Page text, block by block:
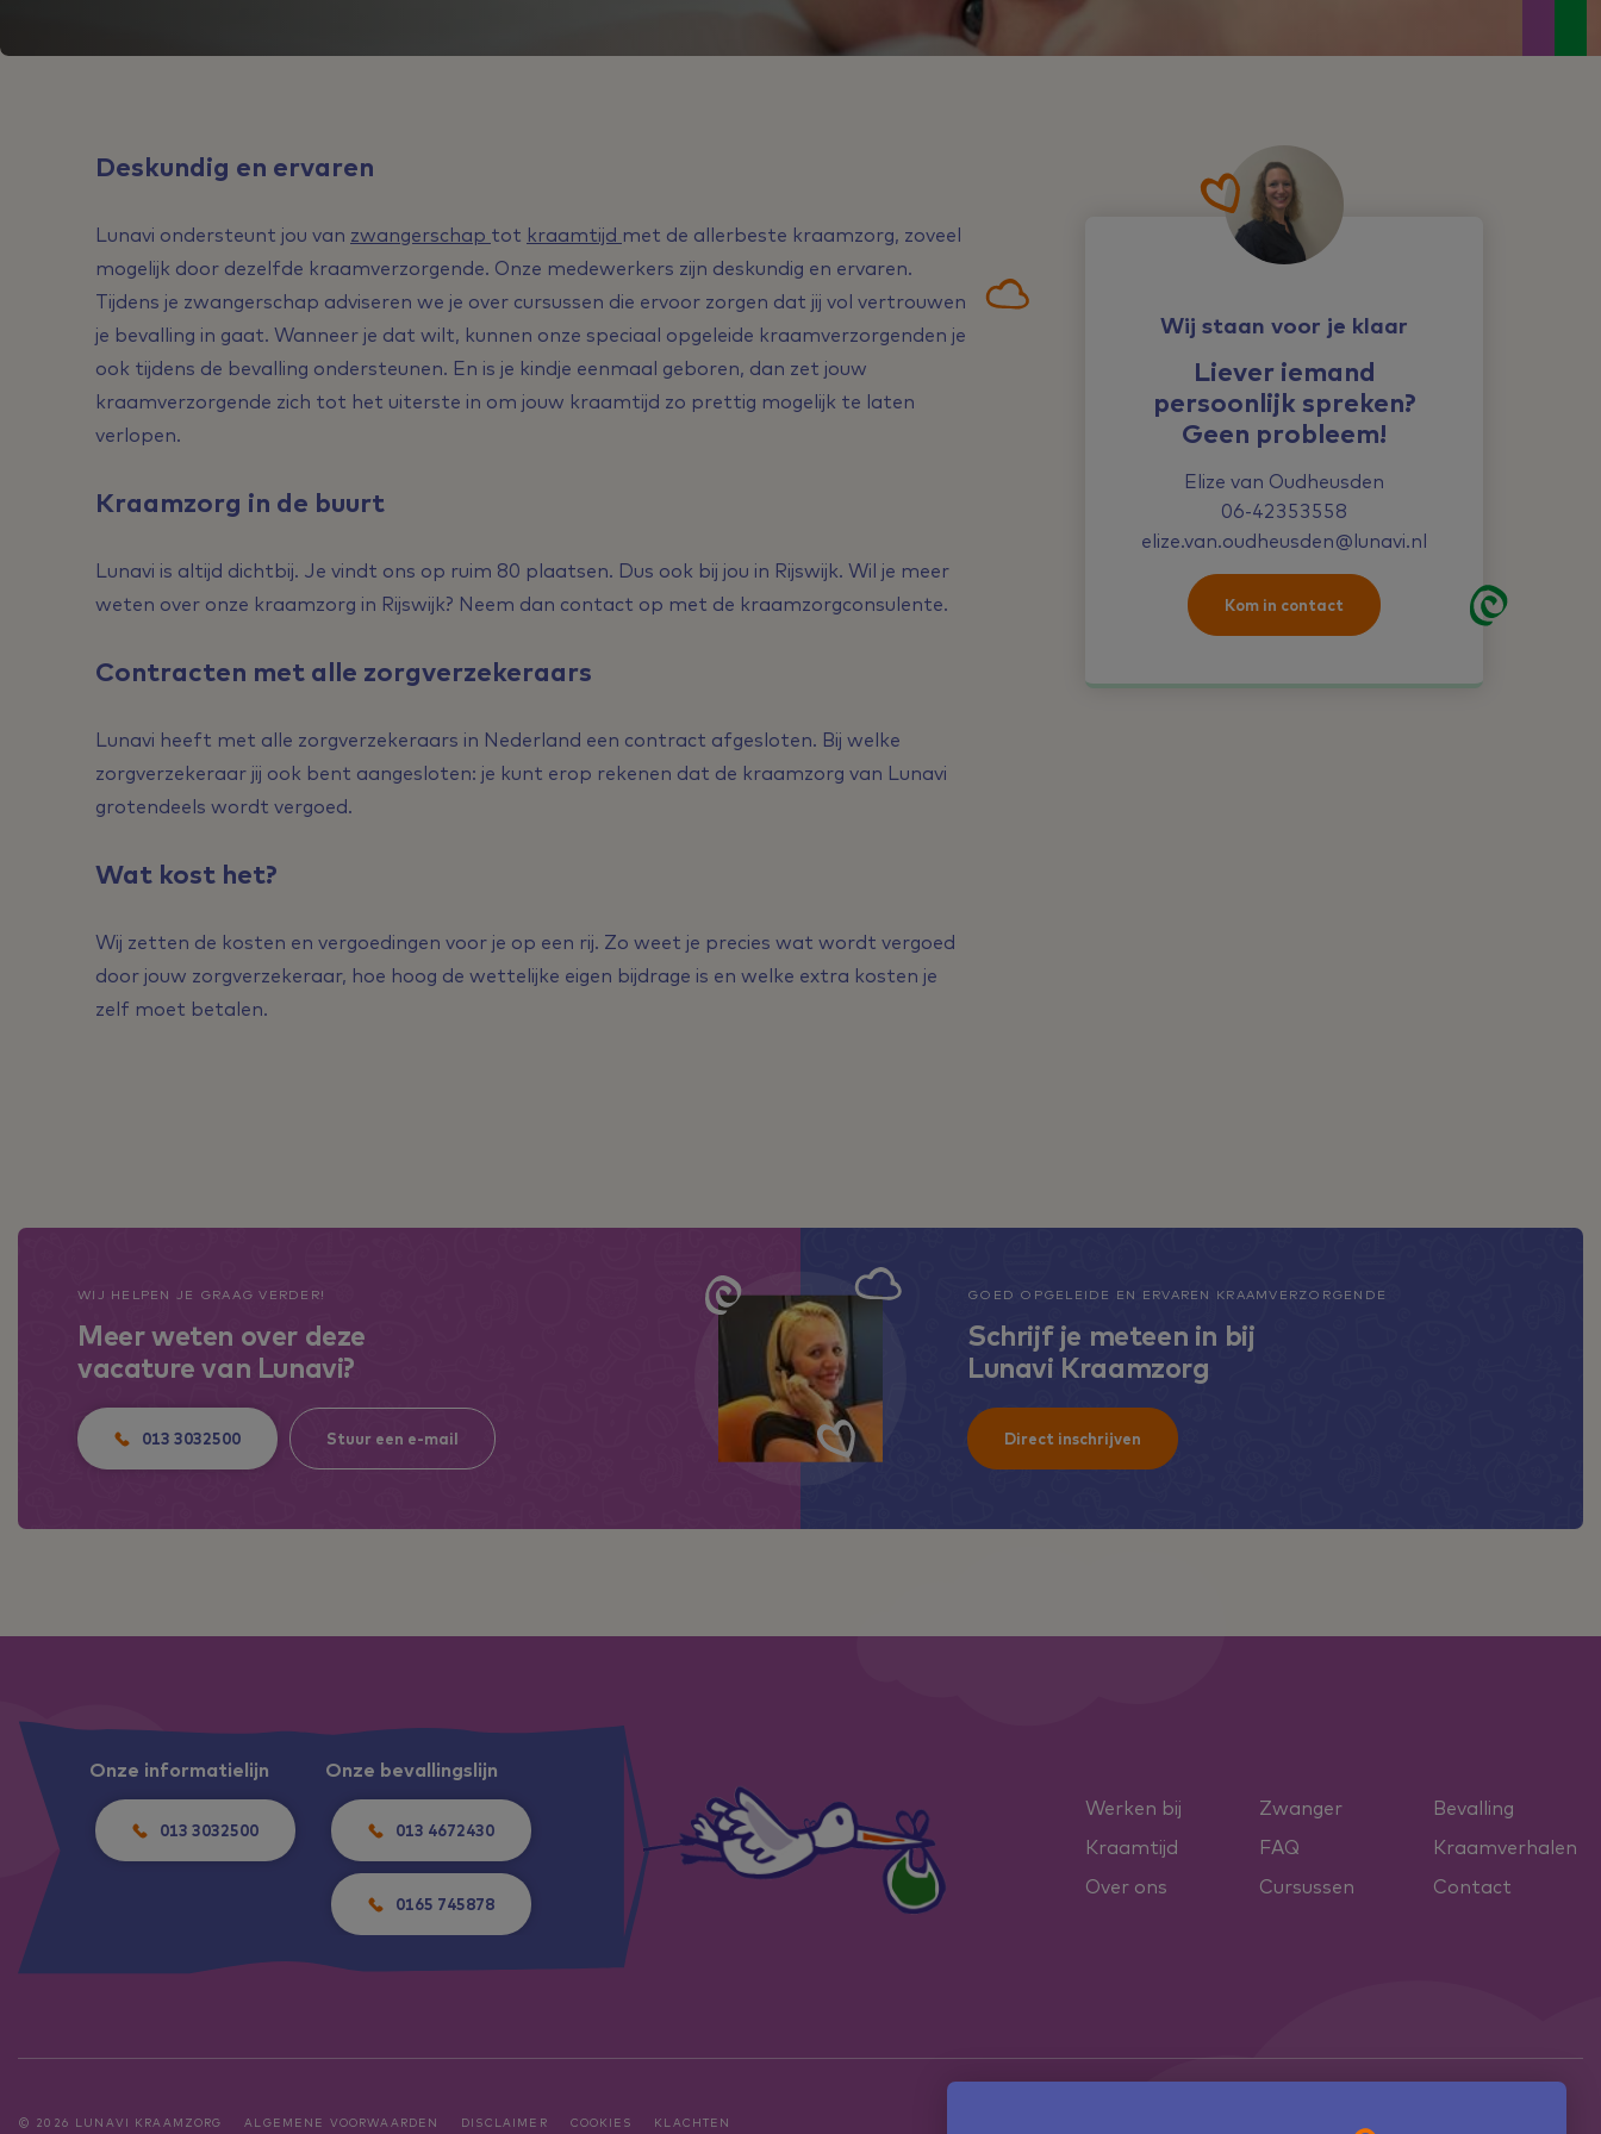
Deskundig en ervaren
Lunavi ondersteunt jou van zwangerschap tot kraamtijd met de allerbeste kraamzorg, zoveel
mogelijk door dezelfde kraamverzorgende. Onze medewerkers zijn deskundig en ervaren.
Tijdens je zwangerschap adviseren we je over cursussen die ervoor zorgen dat jij vol vertrouwen
je bevalling in gaat. Wanneer je dat wilt, kunnen onze speciaal opgeleide kraamverzorgenden je
ook tijdens de bevalling ondersteunen. En is je kindje eenmaal geboren, dan zet jouw
kraamverzorgende zich tot het uiterste in om jouw kraamtijd zo prettig mogelijk te laten
verlopen.
Kraamzorg in de buurt
Lunavi is altijd dichtbij. Je vindt ons op ruim 80 plaatsen. Dus ook bij jou in Rijswijk. Wil je meer
weten over onze kraamzorg in Rijswijk? Neem dan contact op met de kraamzorgconsulente.
Contracten met alle zorgverzekeraars
Lunavi heeft met alle zorgverzekeraars in Nederland een contract afgesloten. Bij welke
zorgverzekeraar jij ook bent aangesloten: je kunt erop rekenen dat de kraamzorg van Lunavi
grotendeels wordt vergoed.
Wat kost het?
Wij zetten de kosten en vergoedingen voor je op een rij. Zo weet je precies wat wordt vergoed
door jouw zorgverzekeraar, hoe hoog de wettelijke eigen bijdrage is en welke extra kosten je
zelf moet betalen.
Wij staan voor je klaar
Liever iemand
persoonlijk spreken?
Geen probleem!
Elize van Oudheusden
06-42353558
elize.van.oudheusden@lunavi.nl
Kom in contact
WIJ HELPEN JE GRAAG VERDER!
Meer weten over deze
vacature van Lunavi?
013 3032500 Stuur een e-mail
GOED OPGELEIDE EN ERVAREN KRAAMVERZORGENDE
Schrijf je meteen in bij
Lunavi Kraamzorg
Direct inschrijven
Onze informatielijn
013 3032500
Onze bevallingslijn
013 4672430
0165 745878
Werken bij Zwanger
Bevalling
Kraamtijd
FAQ
Kraamverhalen
Over ons
Cursussen Contact
© 2026 LUNAVI KRAAMZORG ALGEMENE VOORWAARDEN DISCLAIMER COOKIES KLACHTEN